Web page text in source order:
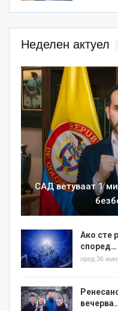
Неделен актуел
САД ветуваат 1
Ако сте
според…
пред 36